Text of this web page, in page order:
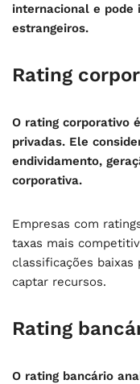
internacional e pode
estrangeiros.
Rating
O rating corporativo
privadas. Ele
endividamento,
corporativa.
Empresas com
taxas mais
classificações
captar recursos.
Rating
O rating bancário